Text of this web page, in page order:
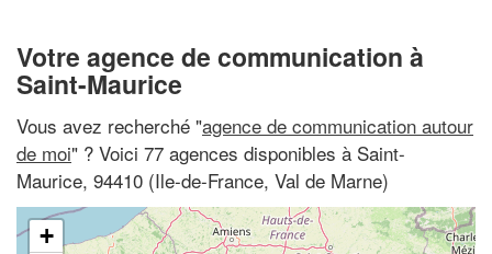
Votre agence de communication à
Saint-Maurice
Vous avez recherché "agence de communication autour
de moi" ? Voici 77 agences disponibles à Saint-
Maurice, 94410 (Ile-de-France, Val de Marne)
+